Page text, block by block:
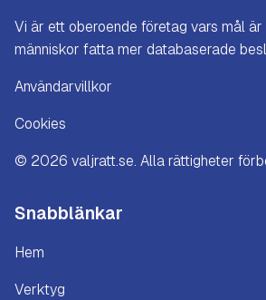
Vi är ett oberoende företag vars mål
människor fatta mer databaserade
Användarvillkor
Cookies
© 2026 valjratt.se. Alla rättigheter
Snabblänkar
Hem
Verktyg